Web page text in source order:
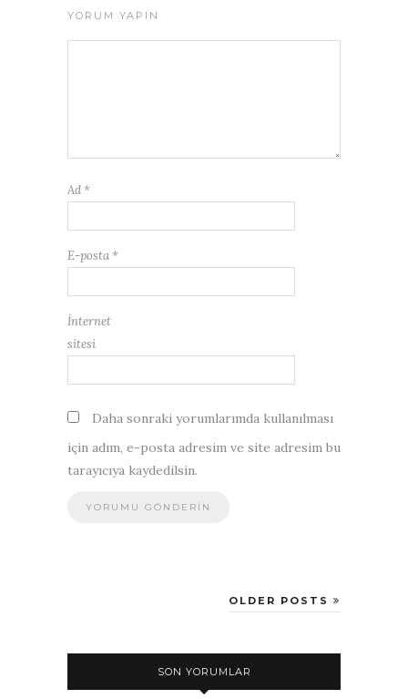
YORUM YAPIN
Ad *
E-posta *
İnternet
sitesi
Daha sonraki yorumlarımda kullanılması
için adım, e-posta adresim ve site adresim bu
tarayıcıya kaydedilsin.
OLDER POSTS
SON YORUMLAR